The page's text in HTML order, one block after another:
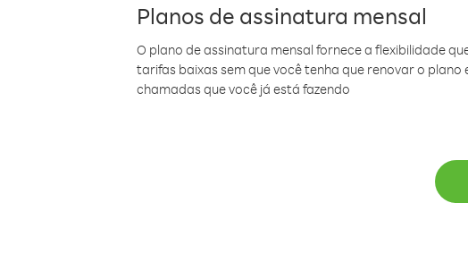
Planos de assinatura mensal
O plano de assinatura mensal fornece a flexibilidade
tarifas baixas sem que você tenha que renovar o
chamadas que você já está fazendo